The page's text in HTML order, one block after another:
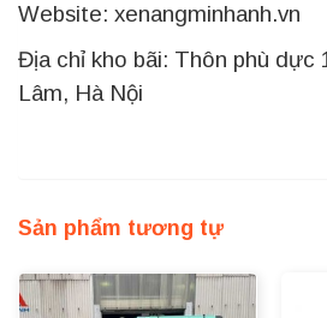
Website: xenangminhanh.vn
Địa chỉ kho bãi: Thôn phù dực
Lâm, Hà Nội
Sản phẩm tương tự